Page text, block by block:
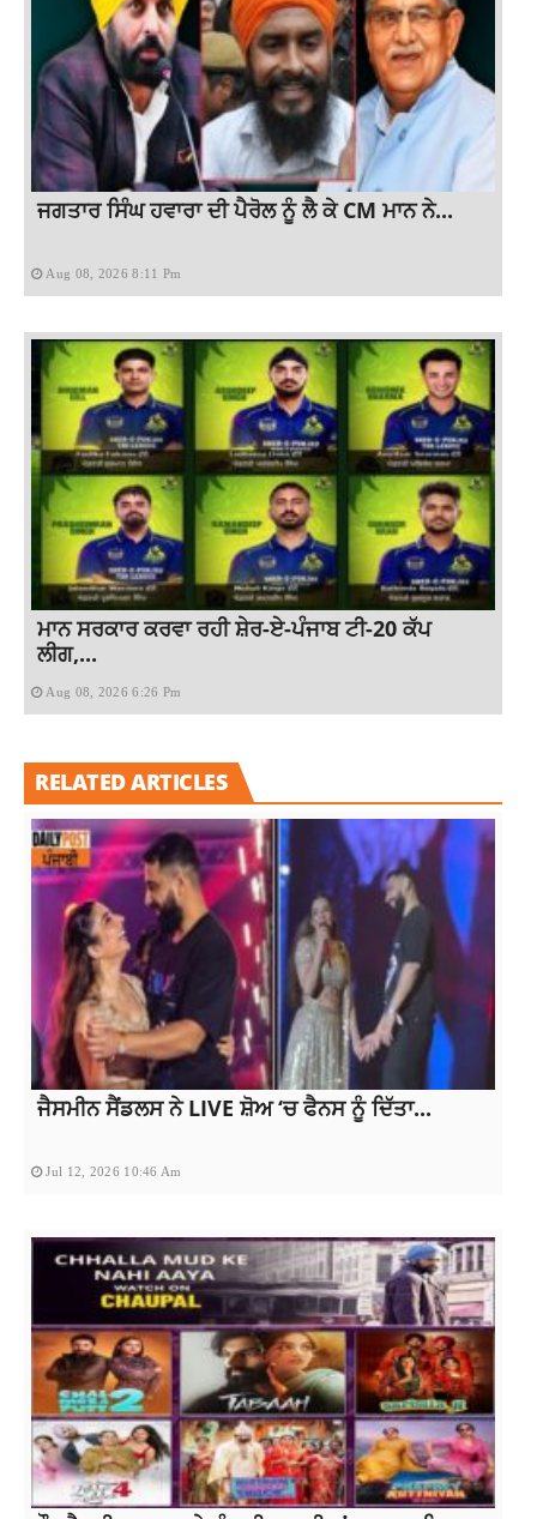
ਜਗਤਾਰ ਸਿੰਘ ਹਵਾਰਾ ਦੀ ਪੈਰੋਲ ਨੂੰ ਲੈ ਕੇ CM ਮਾਨ ਨੇ...
Aug 08, 2026 8:11 Pm
ਮਾਨ ਸਰਕਾਰ ਕਰਵਾ ਰਹੀ ਸ਼ੇਰ-ਏ-ਪੰਜਾਬ ਟੀ-20 ਕੱਪ
ਲੀਗ,...
Aug 08, 2026 6:26 Pm
RELATED ARTICLES
ਜੈਸਮੀਨ ਸੈਂਡਲਸ ਨੇ LIVE ਸ਼ੋਅ ‘ਚ ਫੈਨਸ ਨੂੰ ਦਿੱਤਾ...
Jul 12, 2026 10:46 Am